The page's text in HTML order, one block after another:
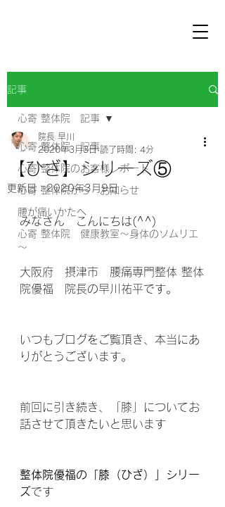
記事
心寄 整体院 記事
心寄 整体院のお客様レポート
心寄 整体院から お知らせ
腰が痛いかたへ
心寄 整体院 健康教室～身体のソムリエ
～
心寄 整体院 記事
【ひざ】シリーズ⑤
院長 早川
2020年3月3日 読了時間: 4分
更新日：2020年3月9日
みなさん　こんにちは(^^)
大阪府　摂津市　腰痛専門整体 整体
院優福　院長の早川祐平です。
いつもブログをご覧頂き、本当にあ
りがとうございます。
前回に引き続き、「膝」についてお
話させて頂きたいと思います
整体院優福の「膝（ひざ）」シリー
ズです